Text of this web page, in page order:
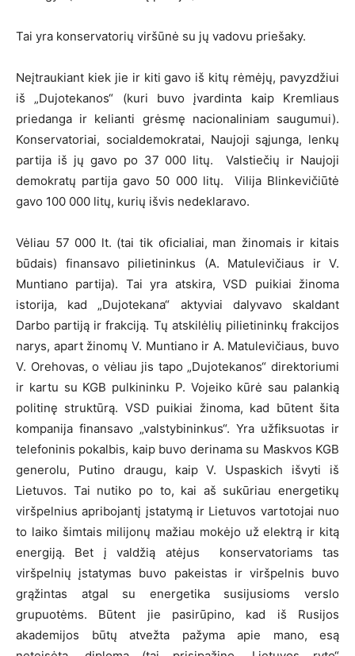
Tai yra konservatorių viršūnė su jų vadovu priešaky.
Neįtraukiant kiek jie ir kiti gavo iš kitų rėmėjų, pavyzdžiui
iš „Dujotekanos“ (kuri buvo įvardinta kaip Kremliaus
priedanga ir kelianti grėsmę nacionaliniam saugumui).
Konservatoriai, socialdemokratai, Naujoji sąjunga, lenkų
partija iš jų gavo po 37 000 litų. Valstiečių ir Naujoji
demokratų partija gavo 50 000 litų. Vilija Blinkevičiūtė
gavo 100 000 litų, kurių išvis nedeklaravo.
Vėliau 57 000 lt. (tai tik oficialiai, man žinomais ir kitais
būdais) finansavo pilietininkus (A. Matulevičiaus ir V.
Muntiano partija). Tai yra atskira, VSD puikiai žinoma
istorija, kad „Dujotekana“ aktyviai dalyvavo skaldant
Darbo partiją ir frakciją. Tų atskilėlių pilietininkų frakcijos
narys, apart žinomų V. Muntiano ir A. Matulevičiaus, buvo
V. Orehovas, o vėliau jis tapo „Dujotekanos“ direktoriumi
ir kartu su KGB pulkininku P. Vojeiko kūrė sau palankią
politinę struktūrą. VSD puikiai žinoma, kad būtent šita
kompanija finansavo „valstybininkus“. Yra užfiksuotas ir
telefoninis pokalbis, kaip buvo derinama su Maskvos KGB
generolu, Putino draugu, kaip V. Uspaskich išvyti iš
Lietuvos. Tai nutiko po to, kai aš sukūriau energetikų
viršpelnius apribojantį įstatymą ir Lietuvos vartotojai nuo
to laiko šimtais milijonų mažiau mokėjo už elektrą ir kitą
energiją. Bet į valdžią atėjus konservatoriams tas
viršpelnių įstatymas buvo pakeistas ir viršpelnis buvo
grąžintas atgal su energetika susijusioms verslo
grupuotėms. Būtent jie pasirūpino, kad iš Rusijos
akademijos būtų atvežta pažyma apie mano, esą